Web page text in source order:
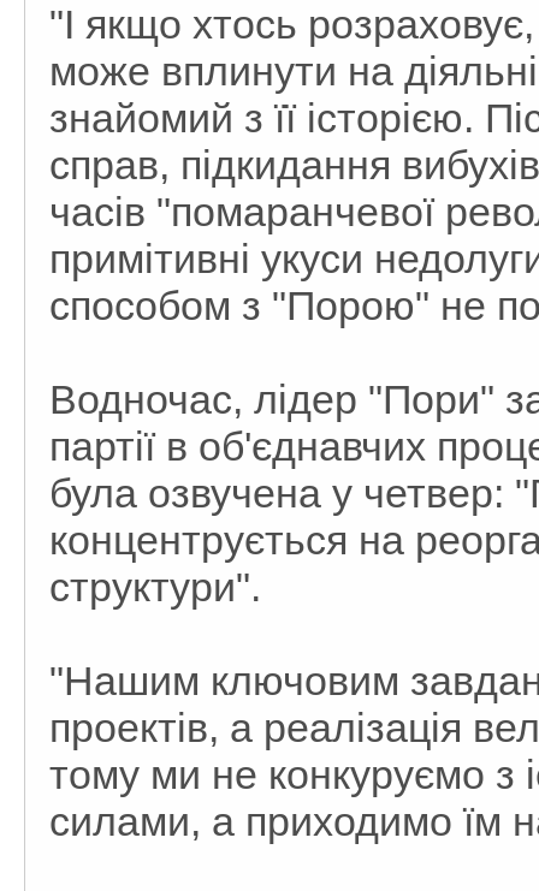
"І якщо хтось
може вплинути на
знайомий з її історією.
справ, підкидання
часів "помаранчевої
примітивні укуси
способом з "Порою" не
Водночас, лідер "Пори"
партії в об'єднавчих
була озвучена у четвер:
концентрується на
структури".
"Нашим ключовим
проектів, а реалізація
тому ми не конкуруємо з
силами, а приходимо їм